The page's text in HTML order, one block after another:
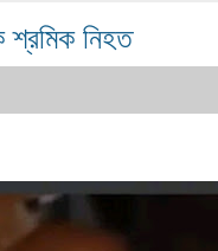
শ্রমিক নিহত